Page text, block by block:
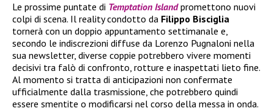
Le prossime puntate di Temptation Islandpromettono nuovi
colpi di scena. Il reality condotto da Filippo Bisciglia
tornerà con un doppio appuntamento settimanale e,
secondo le indiscrezioni diffuse da Lorenzo Pugnaloni nella
sua newsletter, diverse coppie potrebbero vivere momenti
decisivi tra falò di confronto, rotture e inaspettati lieto fine.
Al momento si tratta di anticipazioni non confermate
ufficialmente dalla trasmissione, che potrebbero quindi
essere smentite o modificarsi nel corso della messa in onda.